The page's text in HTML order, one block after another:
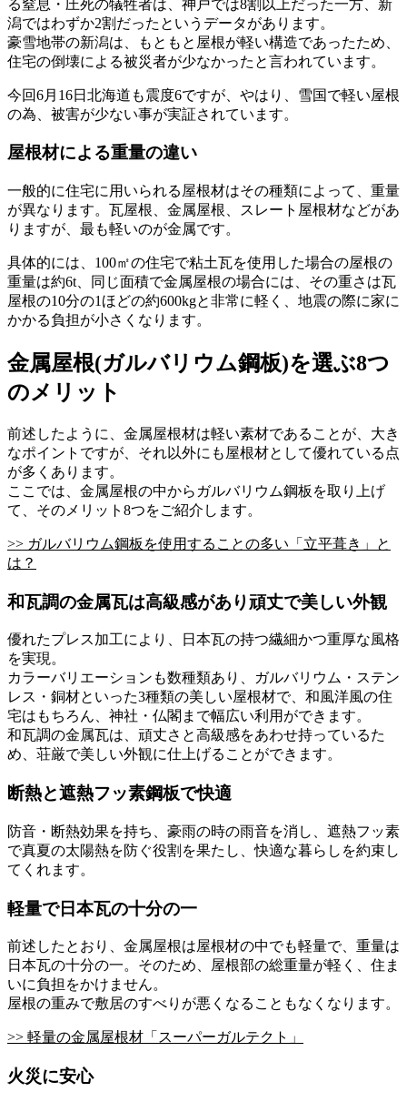
る窒息・圧死の犠牲者は、神戸では8割以上だった一方、新
潟ではわずか2割だったというデータがあります。
豪雪地帯の新潟は、もともと屋根が軽い構造であったため、
住宅の倒壊による被災者が少なかったと言われています。
今回6月16日北海道も震度6ですが、やはり、雪国で軽い屋根
の為、被害が少ない事が実証されています。
屋根材による重量の違い
一般的に住宅に用いられる屋根材はその種類によって、重量
が異なります。瓦屋根、金属屋根、スレート屋根材などがあ
りますが、最も軽いのが金属です。
具体的には、100㎡の住宅で粘土瓦を使用した場合の屋根の
重量は約6t、同じ面積で金属屋根の場合には、その重さは瓦
屋根の10分の1ほどの約600kgと非常に軽く、地震の際に家に
かかる負担が小さくなります。
金属屋根(ガルバリウム鋼板)を選ぶ8つ
のメリット
前述したように、金属屋根材は軽い素材であることが、大き
なポイントですが、それ以外にも屋根材として優れている点
が多くあります。
ここでは、金属屋根の中からガルバリウム鋼板を取り上げ
て、そのメリット8つをご紹介します。
>> ガルバリウム鋼板を使用することの多い「立平葺き」と
は？
和瓦調の金属瓦は高級感があり頑丈で美しい外観
優れたプレス加工により、日本瓦の持つ繊細かつ重厚な風格
を実現。
カラーバリエーションも数種類あり、ガルバリウム・ステン
レス・銅材といった3種類の美しい屋根材で、和風洋風の住
宅はもちろん、神社・仏閣まで幅広い利用ができます。
和瓦調の金属瓦は、頑丈さと高級感をあわせ持っているた
め、荘厳で美しい外観に仕上げることができます。
断熱と遮熱フッ素鋼板で快適
防音・断熱効果を持ち、豪雨の時の雨音を消し、遮熱フッ素
で真夏の太陽熱を防ぐ役割を果たし、快適な暮らしを約束し
てくれます。
軽量で日本瓦の十分の一
前述したとおり、金属屋根は屋根材の中でも軽量で、重量は
日本瓦の十分の一。そのため、屋根部の総重量が軽く、住ま
いに負担をかけません。
屋根の重みで敷居のすべりが悪くなることもなくなります。
>> 軽量の金属屋根材「スーパーガルテクト」
火災に安心